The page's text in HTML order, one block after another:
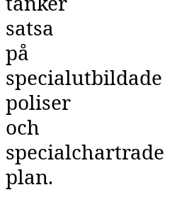
satsa
på
specialutbildade
poliser
och
specialchartrade
plan.